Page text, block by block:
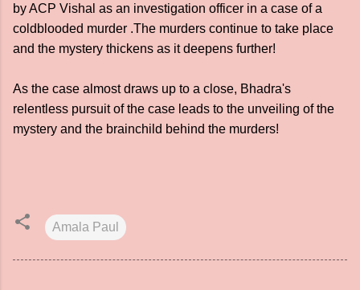
by ACP Vishal as an investigation officer in a case of a
coldblooded murder .The murders continue to take place
and the mystery thickens as it deepens further!
As the case almost draws up to a close, Bhadra's
relentless pursuit of the case leads to the unveiling of the
mystery and the brainchild behind the murders!
Amala Paul